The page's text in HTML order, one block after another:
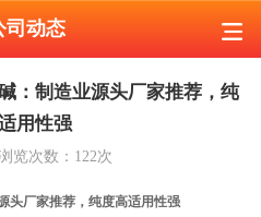
司动态
：制造业源头厂家推荐，纯
用性强
览次数： 122次
头厂家推荐，纯度高适用性强